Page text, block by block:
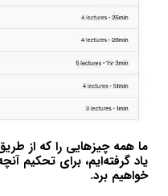
ما همه چیزهایی را که از
یاد گرفته‌ایم، برای تحکیم
خواهیم برد.